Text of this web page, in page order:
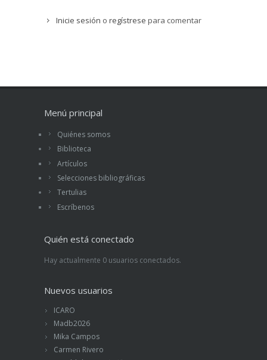
Inicie sesión o regístrese para comentar
Menú principal
Quiénes somos
Biblioteca
Artículos
Selecciones bibliográficas
Tertulias
Escríbenos
Quién está conectado
Hay actualmente 0 usuarios conectados.
Nuevos usuarios
ICARO
Madb2026
Mika Campos
Carmen Rivero